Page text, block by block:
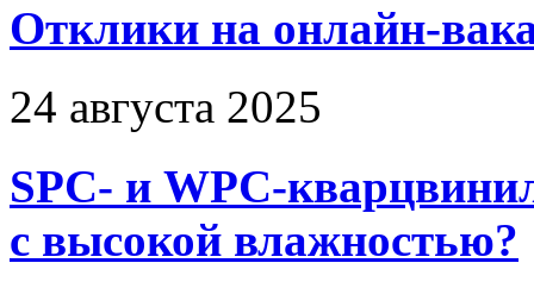
Отклики на онлайн-
24 августа 2025
SPC- и WPC-
с высокой влажностью?